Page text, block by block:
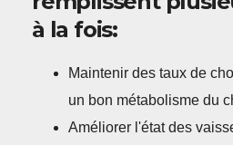
à la fois:
Maintenir des taux de
un bon métabolisme du
Améliorer l'état des